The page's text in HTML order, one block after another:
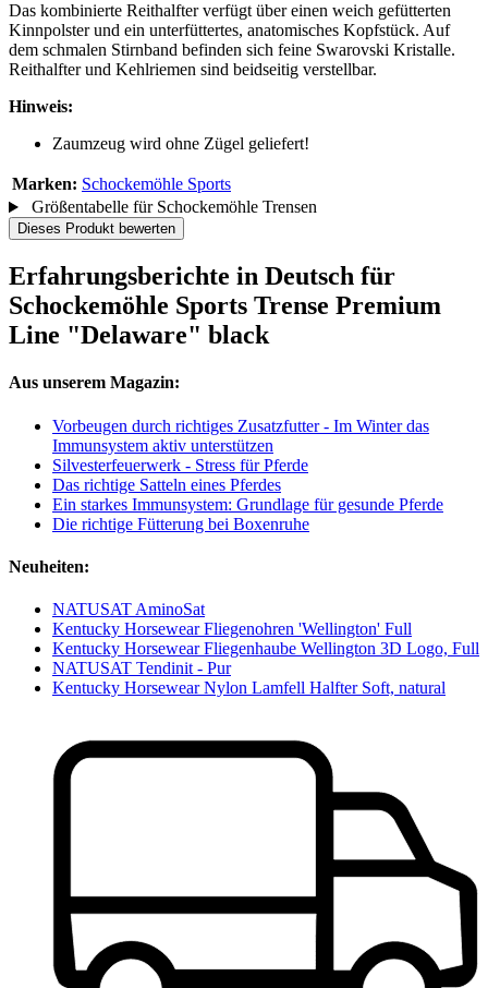
Das kombinierte Reithalfter verfügt über einen weich gefütterten
Kinnpolster und ein unterfüttertes, anatomisches Kopfstück. Auf
dem schmalen Stirnband befinden sich feine Swarovski Kristalle.
Reithalfter und Kehlriemen sind beidseitig verstellbar.
Hinweis:
Zaumzeug wird ohne Zügel geliefert!
Marken: Schockemöhle Sports
Größentabelle für Schockemöhle Trensen
Dieses Produkt bewerten
Erfahrungsberichte in Deutsch für
Schockemöhle Sports Trense Premium
Line "Delaware" black
Aus unserem Magazin:
Vorbeugen durch richtiges Zusatzfutter - Im Winter das
Immunsystem aktiv unterstützen
Silvesterfeuerwerk - Stress für Pferde
Das richtige Satteln eines Pferdes
Ein starkes Immunsystem: Grundlage für gesunde Pferde
Die richtige Fütterung bei Boxenruhe
Neuheiten:
NATUSAT AminoSat
Kentucky Horsewear Fliegenohren 'Wellington' Full
Kentucky Horsewear Fliegenhaube Wellington 3D Logo, Full
NATUSAT Tendinit - Pur
Kentucky Horsewear Nylon Lamfell Halfter Soft, natural